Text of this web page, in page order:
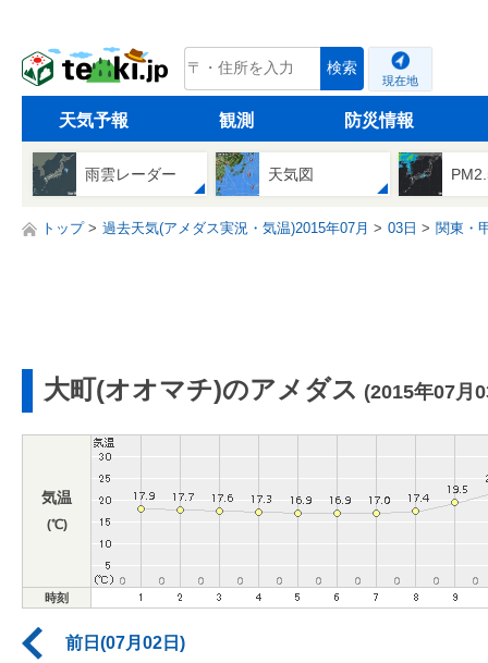
tenki.jp 検索
現在地
天気予報 観測 防災情報
雨雲レーダー 天気図
トップ 過去天気(アメダス実況・気温)2015年07月 03日 関東・
大町(オオマチ)のアメダス (2015年07月
気温
(℃)
時刻
前日(07月02日)